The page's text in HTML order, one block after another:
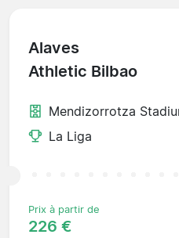
Alaves
Athletic Bilbao
Mendizorrotza
La Liga
Prix à partir de
226 €